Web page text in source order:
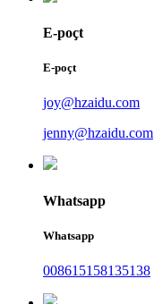
E-poçt
E-poçt
joy@hzaidu.com
jenny@hzaidu.com
Whatsapp
Whatsapp
008615158135138